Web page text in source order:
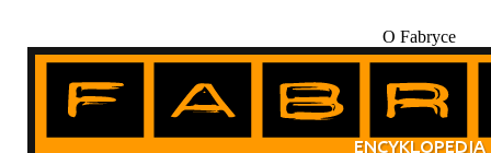
O Fabryce